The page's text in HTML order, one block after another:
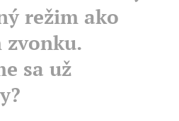
režim ako
zvonku.
sa už